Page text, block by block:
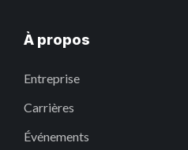
À propos
Entreprise
Carrières
Événements